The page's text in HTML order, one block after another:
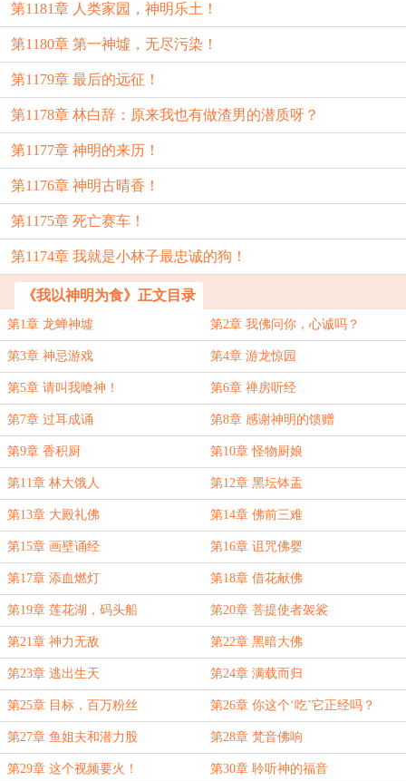
第1181章 人类家园，神明乐土！
第1180章 第一神墟，无尽污染！
第1179章 最后的远征！
第1178章 林白辞：原来我也有做渣男的潜质呀？
第1177章 神明的来历！
第1176章 神明古晴香！
第1175章 死亡赛车！
第1174章 我就是小林子最忠诚的狗！
《我以神明为食》正文目录
第1章 龙蝉神墟 第2章 我佛问你，心诚吗？
第3章 神忌游戏 第4章 游龙惊园
第5章 请叫我喰神！ 第6章 禅房听经
第7章 过耳成诵 第8章 感谢神明的馈赠
第9章 香积厨 第10章 怪物厨娘
第11章 林大饿人 第12章 黑坛钵盂
第13章 大殿礼佛 第14章 佛前三难
第15章 画壁诵经 第16章 诅咒佛婴
第17章 添血燃灯 第18章 借花献佛
第19章 莲花湖，码头船 第20章 菩提使者袈裟
第21章 神力无敌 第22章 黑暗大佛
第23章 逃出生天 第24章 满载而归
第25章 目标，百万粉丝 第26章 你这个‘吃’它正经吗？
第27章 鱼姐夫和潜力股 第28章 梵音佛响
第29章 这个视频要火！ 第30章 聆听神的福音